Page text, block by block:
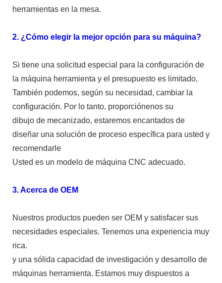
herramientas en la mesa.
2. ¿Cómo elegir la mejor opción para su máquina?
Si tiene una solicitud especial para la configuración de
la máquina herramienta y el presupuesto es limitado,
También podemos, según su necesidad, cambiar la
configuración. Por lo tanto, proporciónenos su
dibujo de mecanizado, estaremos encantados de
diseñar una solución de proceso específica para usted y
recomendarle
Usted es un modelo de máquina CNC adecuado.
3. Acerca de OEM
Nuestros productos pueden ser OEM y satisfacer sus
necesidades especiales. Tenemos una experiencia muy
rica.
y una sólida capacidad de investigación y desarrollo de
máquinas herramienta. Estamos muy dispuestos a